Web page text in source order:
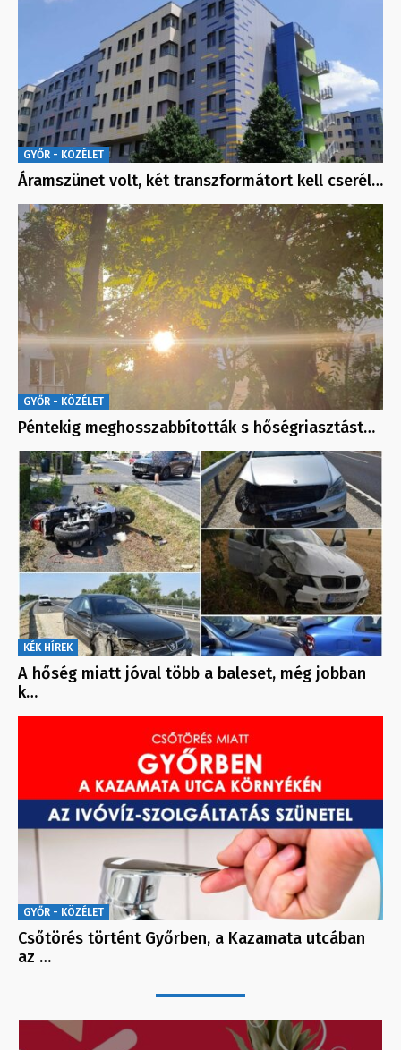
GYŐR - KÖZÉLET
Áramszünet volt, két transzformátort kell cserél…
GYŐR - KÖZÉLET
Péntekig meghosszabbították s hőségriasztást…
KÉK HÍREK
A hőség miatt jóval több a baleset, még jobban
k…
GYŐR - KÖZÉLET
Csőtörés történt Győrben, a Kazamata utcában
az …